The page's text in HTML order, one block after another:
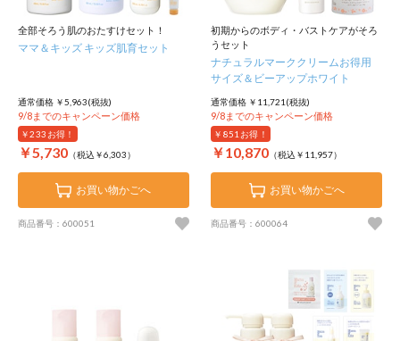
全部そろう肌のおたすけセット！
ママ＆キッズ キッズ肌育セット
通常価格 ￥5,963(税抜)
9/8までのキャンペーン価格
￥233 お得！
￥5,730 （税込￥6,303）
お買い物かごへ
商品番号：600051
初期からのボディ・バストケアがそろ
うセット
ナチュラルマーククリームお得用
サイズ＆ビーアップホワイト
通常価格 ￥11,721(税抜)
9/8までのキャンペーン価格
￥851 お得！
￥10,870 （税込￥11,957）
お買い物かごへ
商品番号：600064